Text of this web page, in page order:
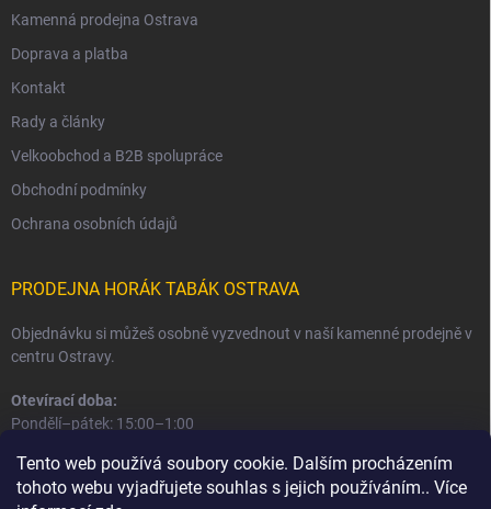
Tento web používá soubory cookie. Dalším procházením
tohoto webu vyjadřujete souhlas s jejich používáním.. Více
Kamenná prodejna Ostrava
Doprava a platba
Kontakt
Rady a články
Velkoobchod a B2B spolupráce
Obchodní podmínky
Ochrana osobních údajů
PRODEJNA HORÁK TABÁK OSTRAVA
Objednávku si můžeš osobně vyzvednout v naší kamenné prodejně v
centru Ostravy.
Otevírací doba:
Pondělí–pátek: 15:00–1:00
Informace o prodejně a osobním odběru